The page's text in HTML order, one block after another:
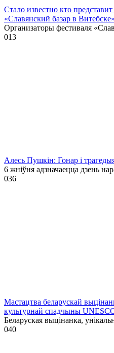
Стало известно кто
«Славянский базар в Витебске»
Организаторы фестиваля
013
Алесь Пушкін: Гонар і
6 жніўня адзначаецца дзень
036
Мастацтва беларускай
культурнай спадчыны
Беларуская выцінанка,
040